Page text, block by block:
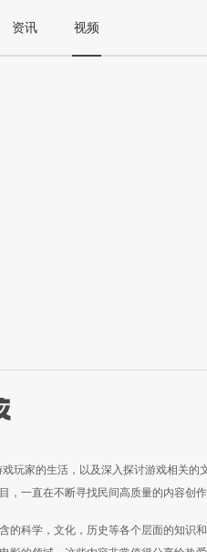
资讯 视频
玩家的生活，以及深入探讨游戏相关的
一直在不断寻找民间高质量的内容创作
的科学，文化，历史等各个层面的知识